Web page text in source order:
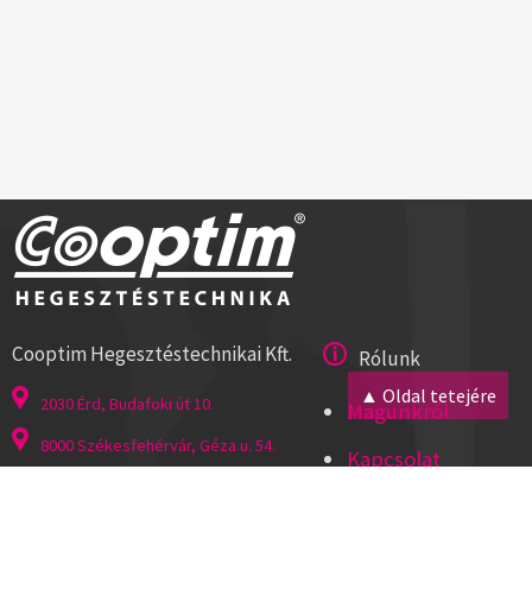
▲ Oldal tetejére
Cooptim Hegesztéstechnikai Kft.
2030 Érd, Budafoki út 10.
8000 Székesfehérvár, Géza u. 54.
Rólunk
Magunkról
Kapcsolat